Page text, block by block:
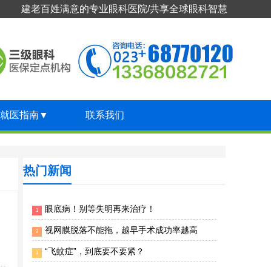
建老百姓满意的专业眼科医院/共享全球眼科智慧
就医指南▼ 联系我们
热门新闻
1 眼底病！别等失明再来治疗！
2 视网膜脱落不能拖，越早手术成功率越高
3 “飞蚊症”，到底要不要紧？